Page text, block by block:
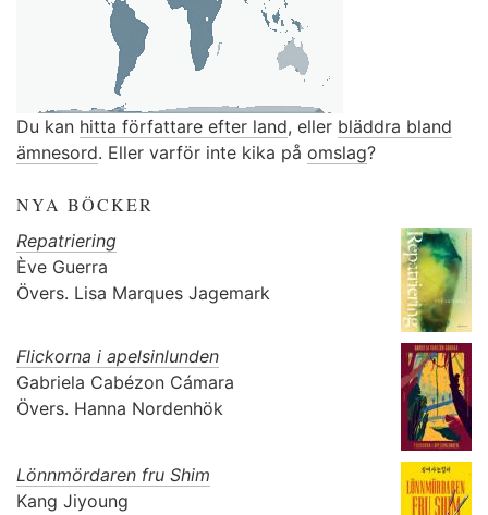
Du kan hitta författare efter land, eller bläddra bland
ämnesord. Eller varför inte kika på omslag?
NYA BÖCKER
Repatriering
Ève Guerra
Övers. Lisa Marques Jagemark
Flickorna i apelsinlunden
Gabriela Cabézon Cámara
Övers. Hanna Nordenhök
Lönnmördaren fru Shim
Kang Jiyoung